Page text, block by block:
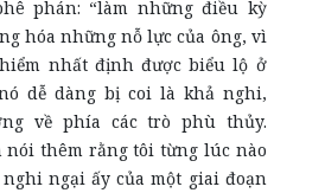
phán: “làm những điều kỳ
hóa những nỗ lực của ông, vì
nhất định được biểu lộ ở
dễ dàng bị coi là khả nghi,
về phía các trò phù thủy.
nói thêm rằng tôi từng lúc nào
ngại ấy của một giai đoạn